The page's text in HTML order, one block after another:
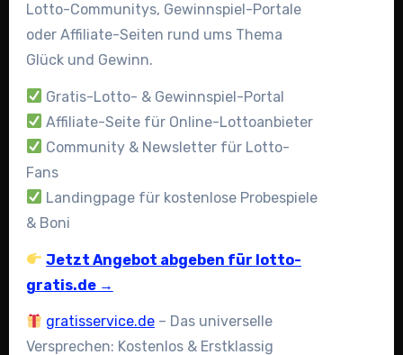
Lotto-Communitys, Gewinnspiel-Portale
oder Affiliate-Seiten rund ums Thema
Glück und Gewinn.
Gratis-Lotto- & Gewinnspiel-Portal
Affiliate-Seite für Online-Lottoanbieter
Community & Newsletter für Lotto-
Fans
Landingpage für kostenlose Probespiele
& Boni
Jetzt Angebot abgeben für lotto-
gratis.de →
gratisservice.de – Das universelle
Versprechen: Kostenlos & Erstklassig